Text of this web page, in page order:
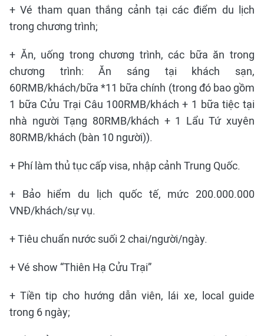
+ Vé tham quan thắng cảnh tại các điểm du lịch
trong chương trình;
+ Ăn, uống trong chương trình, các bữa ăn trong
chương trình: Ăn sáng tại khách sạn,
60RMB/khách/bữa *11 bữa chính (trong đó bao gồm
1 bữa Cửu Trại Câu 100RMB/khách + 1 bữa tiệc tại
nhà người Tạng 80RMB/khách + 1 Lẩu Tứ xuyên
80RMB/khách (bàn 10 người)).
+ Phí làm thủ tục cấp visa, nhập cảnh Trung Quốc.
+ Bảo hiểm du lịch quốc tế, mức 200.000.000
VNĐ/khách/sự vụ.
+ Tiêu chuẩn nước suối 2 chai/người/ngày.
+ Vé show “Thiên Hạ Cửu Trại”
+ Tiền tip cho hướng dẫn viên, lái xe, local guide
trong 6 ngày;